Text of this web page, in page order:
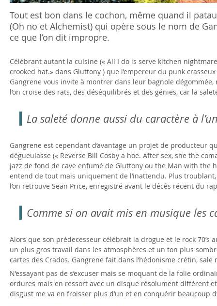
c
i
Tout est bon dans le cochon, même quand il
(Oh no et Alchemist) qui opère sous le nom de
ce que l’on dit impropre.
Célébrant autant la cuisine (« All I do is serve kitchen
crooked hat.» dans Gluttony ) que l’empereur du punk
Gangrene vous invite à montrer dans leur bagnole
l’on croise des rats, des déséquilibrés et des génies, car la
La saleté donne aussi du caractère à
Gangrene est cependant d’avantage un projet de producteur
dégueulasse (« Reverse Bill Cosby a hoe. After sex, she the
jazz de fond de cave enfumé de Gluttony ou the Man with the
entend de tout mais uniquement de l’inattendu. Plus
l’on retrouve Sean Price, enregistré avant le décès récent du
Comme si on avait mis en musique les
Alors que son prédecesseur célébrait la drogue et le rock
un plus gros travail dans les atmosphères et un ton plus
cartes des Crados. Gangrene fait dans l’hédonisme crétin, sale
N’essayant pas de s’excuser mais se moquant de la folie
ordures mais en ressort avec un disque résolument différent
disgust me va en froisser plus d’un et en conquérir beaucoup